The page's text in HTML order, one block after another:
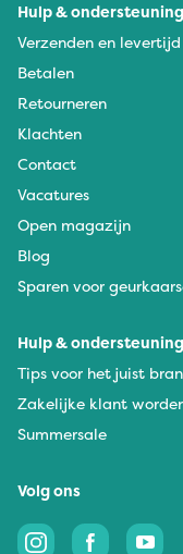
Hulp & ondersteuning
Verzenden en levertijd
Betalen
Retourneren
Klachten
Contact
Vacatures
Open magazijn
Blog
Sparen voor
Hulp & ondersteuning
Tips voor het juist
Zakelijke klant
Summersale
Volg ons